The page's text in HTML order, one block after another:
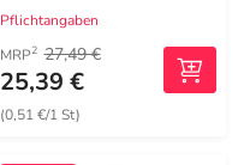
Pflichtangaben
MRP2 27,49 €
25,39 €
(0,51 €/1 St)